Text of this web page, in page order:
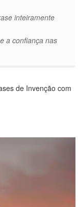
inteiramente
a confiança nas
de Invenção com